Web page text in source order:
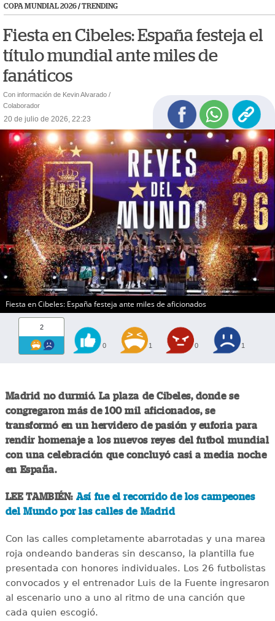
COPA MUNDIAL 2026/TRENDING
Fiesta en Cibeles: España festeja el
título mundial ante miles de
fanáticos
Con información de Kevin Alvarado /
Colaborador
20 de julio de 2026, 22:23
Fiesta en Cibeles: España festeja ante miles de aficionados
2
0 1 0 1
Madrid no durmió. La plaza de Cibeles, donde se
congregaron más de 100 mil aficionados, se
transformó en un hervidero de pasión y euforia para
rendir homenaje a los nuevos reyes del futbol mundial
con una celebración que concluyó casi a media noche
en España.
LEE TAMBIÉN: Así fue el recorrido de los campeones
del Mundo por las calles de Madrid
Con las calles completamente abarrotadas y una marea
roja ondeando banderas sin descanso, la plantilla fue
presentada con honores individuales. Los 26 futbolistas
convocados y el entrenador Luis de la Fuente ingresaron
al escenario uno a uno al ritmo de una canción que
cada quien escogió.